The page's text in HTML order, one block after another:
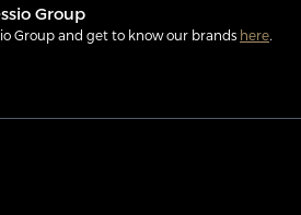
Group
Group and get to know our brands here.